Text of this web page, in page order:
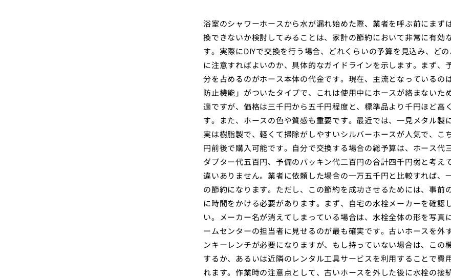
浴室のシャワーホースから水が漏れ始めた際、業者を呼ぶ前にまず
換できないか検討してみることは、家計の節約において非常に有効
す。実際にDIYで交換を行う場合、どれくらいの予算を見込み、ど
に注意すればよいのか、具体的なガイドラインを示します。まず、
分を占めるのがホース本体の代金です。現在、主流となっているの
防止機能」がついたタイプで、これは使用中にホースが絡まないた
適ですが、価格は三千円から五千円程度と、標準品より千円ほど高
す。また、ホースの色や質感も重要です。最近では、一見メタル製
実は樹脂製で、軽くて掃除がしやすいシルバーホースが人気で、こ
円前後で購入可能です。自分で交換する場合の総予算は、ホース代
ダプター代五百円、予備のパッキン代二百円の合計四千円弱と考え
違いありません。業者に依頼した場合の一万五千円と比較すれば、
の節約になります。ただし、この節約を成功させるためには、事前
に時間をかける必要があります。まず、自宅の水栓メーカーを確認
い。メーカー名が消えてしまっている場合は、水栓全体の形を写真
ームセンターの担当者に見せるのが最も確実です。古いホースを外
ンキーレンチが必要になりますが、もし持っていない場合は、この
するか、あるいは近隣のレンタル工具サービスを利用することで費
れます。作業時の注意点として、古いホースを外した後に水栓の接